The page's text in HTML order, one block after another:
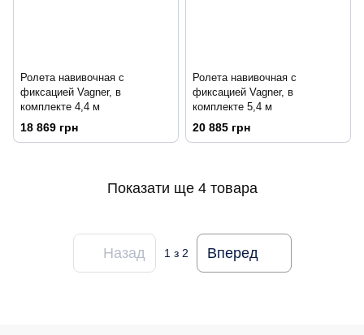
Ролета навивочная с
фиксацией Vagner, в
комплекте 4,4 м
18 869 грн
Ролета навивочная с
фиксацией Vagner, в
комплекте 5,4 м
20 885 грн
Показати ще 4 товара
Назад 1 з 2 Вперед